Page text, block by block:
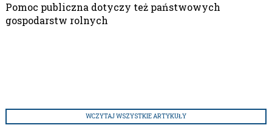
Pomoc publiczna dotyczy też państwowych
gospodarstw rolnych
WCZYTAJ WSZYSTKIE ARTYKUŁY